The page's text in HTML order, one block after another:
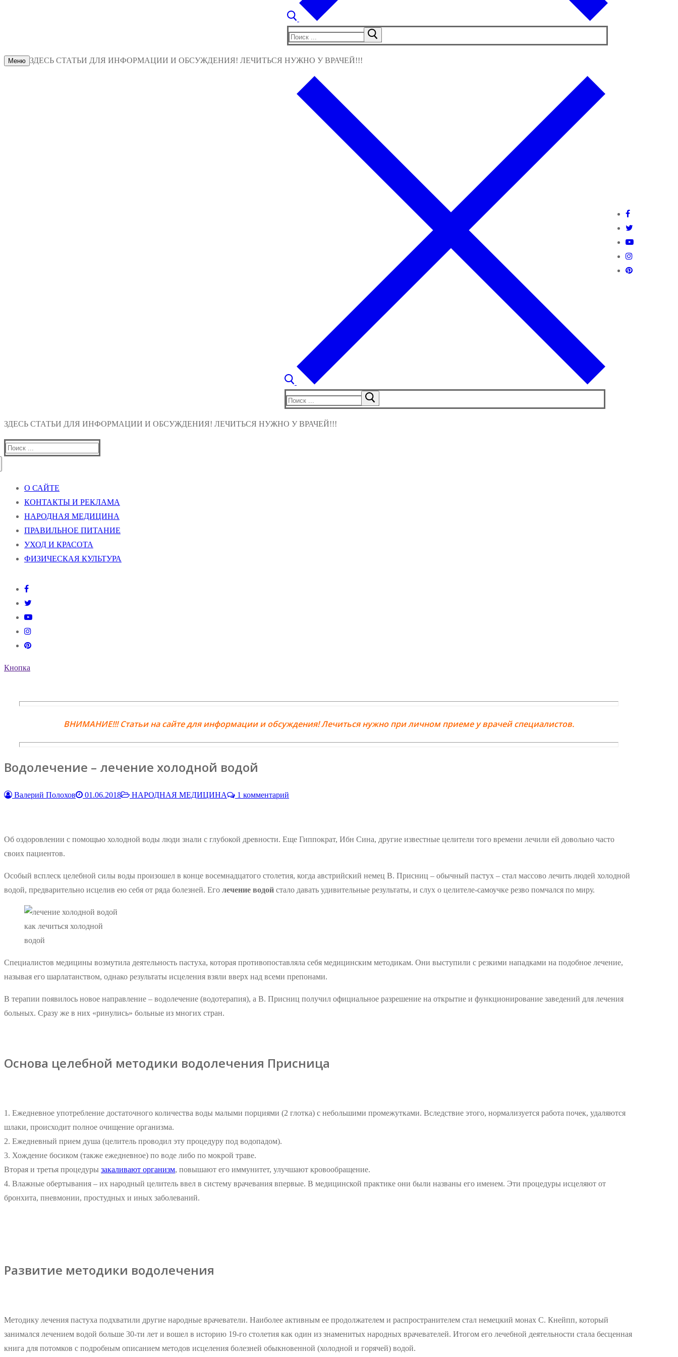
Найти:
Меню ЗДЕСЬ СТАТЬИ ДЛЯ ИНФОРМАЦИИ И ОБСУЖДЕНИЯ! ЛЕЧИТЬСЯ НУЖНО У ВРАЧЕЙ!!!
Найти:
ЗДЕСЬ СТАТЬИ ДЛЯ ИНФОРМАЦИИ И ОБСУЖДЕНИЯ! ЛЕЧИТЬСЯ НУЖНО У ВРАЧЕЙ!!!
Найти:
О САЙТЕ
КОНТАКТЫ И РЕКЛАМА
НАРОДНАЯ МЕДИЦИНА
ПРАВИЛЬНОЕ ПИТАНИЕ
УХОД И КРАСОТА
ФИЗИЧЕСКАЯ КУЛЬТУРА
Кнопка
ВНИМАНИЕ!!! Статьи на сайте для информации и обсуждения! Лечиться нужно при личном приеме у врачей специалистов.
Водолечение – лечение холодной водой
Валерий Полохов 01.06.2018 НАРОДНАЯ МЕДИЦИНА 1 комментарий
Об оздоровлении с помощью холодной воды люди знали с глубокой древности. Еще Гиппократ, Ибн Сина, другие известные целители того времени лечили ей довольно часто
своих пациентов.
Особый всплеск целебной силы воды произошел в конце восемнадцатого столетия, когда австрийский немец В. Присниц – обычный пастух – стал массово лечить людей холодной
водой, предварительно исцелив ею себя от ряда болезней. Его лечение водой стало давать удивительные результаты, и слух о целителе-самоучке резво помчался по миру.
как лечиться холодной
водой
Специалистов медицины возмутила деятельность пастуха, которая противопоставляла себя медицинским методикам. Они выступили с резкими нападками на подобное лечение,
называя его шарлатанством, однако результаты исцеления взяли вверх над всеми препонами.
В терапии появилось новое направление – водолечение (водотерапия), а В. Присниц получил официальное разрешение на открытие и функционирование заведений для лечения
больных. Сразу же в них «ринулись» больные из многих стран.
Основа целебной методики водолечения Присница
1. Ежедневное употребление достаточного количества воды малыми порциями (2 глотка) с небольшими промежутками. Вследствие этого, нормализуется работа почек, удаляются
шлаки, происходит полное очищение организма.
2. Ежедневный прием душа (целитель проводил эту процедуру под водопадом).
3. Хождение босиком (также ежедневное) по воде либо по мокрой траве.
Вторая и третья процедуры закаливают организм, повышают его иммунитет, улучшают кровообращение.
4. Влажные обертывания – их народный целитель ввел в систему врачевания впервые. В медицинской практике они были названы его именем. Эти процедуры исцеляют от
бронхита, пневмонии, простудных и иных заболеваний.
Развитие методики водолечения
Методику лечения пастуха подхватили другие народные врачеватели. Наиболее активным ее продолжателем и распространителем стал немецкий монах С. Кнейпп, который
занимался лечением водой больше 30-ти лет и вошел в историю 19-го столетия как один из знаменитых народных врачевателей. Итогом его лечебной деятельности стала бесценная
книга для потомков с подробным описанием методов исцеления болезней обыкновенной (холодной и горячей) водой.